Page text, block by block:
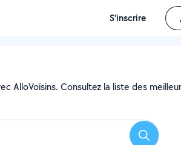
S'inscrire
AlloVoisins. Consultez la liste des